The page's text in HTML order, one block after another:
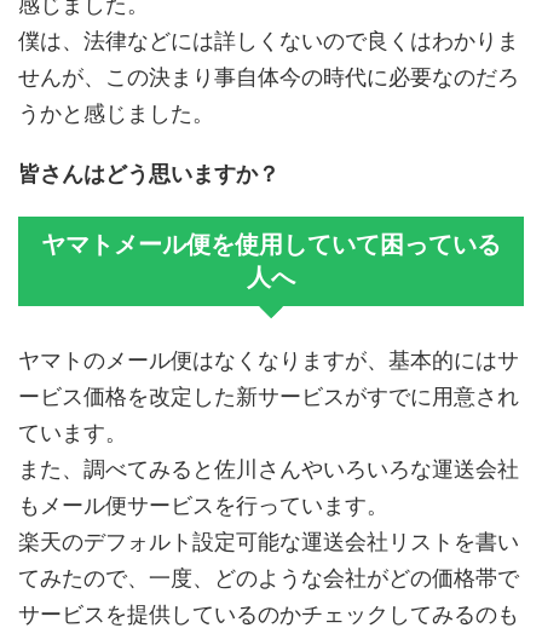
僕は、法律などには詳しくないので良くはわかりま
せんが、この決まり事自体今の時代に必要なのだろ
うかと感じました。
皆さんはどう思いますか？
ヤマトメール便を使用していて困っている
人へ
ヤマトのメール便はなくなりますが、基本的にはサ
ービス価格を改定した新サービスがすでに用意され
ています。
また、調べてみると佐川さんやいろいろな運送会社
もメール便サービスを行っています。
楽天のデフォルト設定可能な運送会社リストを書い
てみたので、一度、どのような会社がどの価格帯で
サービスを提供しているのかチェックしてみるのも